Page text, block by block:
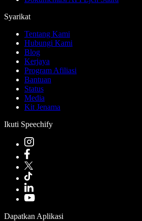
Syarikat
Tentang Kami
Hubungi Kami
Blog
Kerjaya
Program Afiliasi
Bantuan
Status
Media
Kit Jenama
Ikuti Speechify
Dapatkan Aplikasi